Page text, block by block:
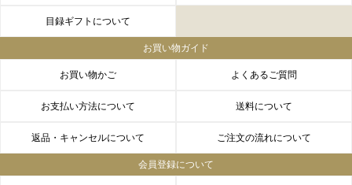
目録ギフトについて
お買い物ガイド
お買い物かご よくあるご質問
お支払い方法について 送料について
返品・キャンセルについて ご注文の流れについて
会員登録について